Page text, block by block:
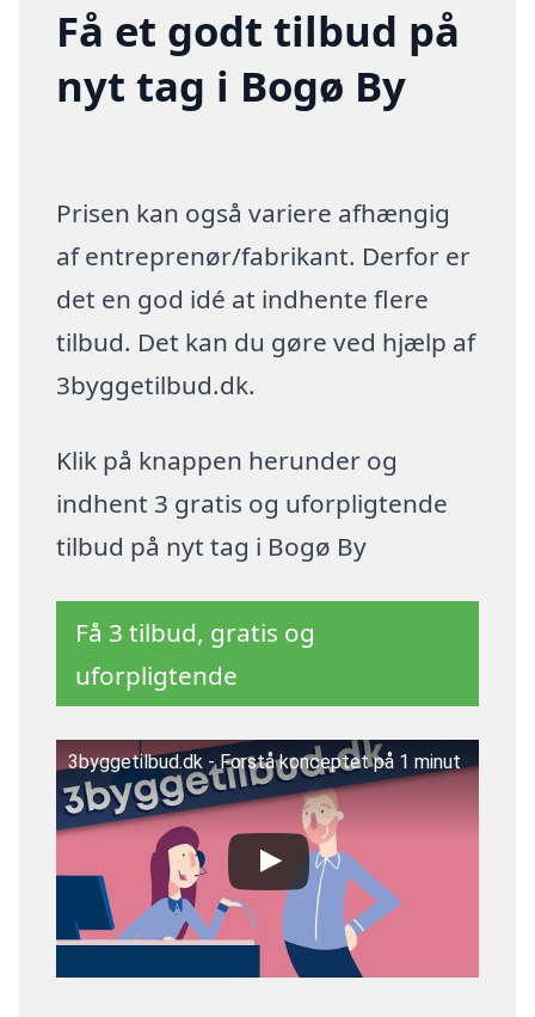
Få et godt tilbud på
nyt tag i Bogø By
Prisen kan også variere afhængig
af entreprenør/fabrikant. Derfor er
det en god idé at indhente flere
tilbud. Det kan du gøre ved hjælp af
3byggetilbud.dk.
Klik på knappen herunder og
indhent 3 gratis og uforpligtende
tilbud på nyt tag i Bogø By
Få 3 tilbud, gratis og
uforpligtende
3byggetilbud.dk - Forstå konceptet på 1 minut